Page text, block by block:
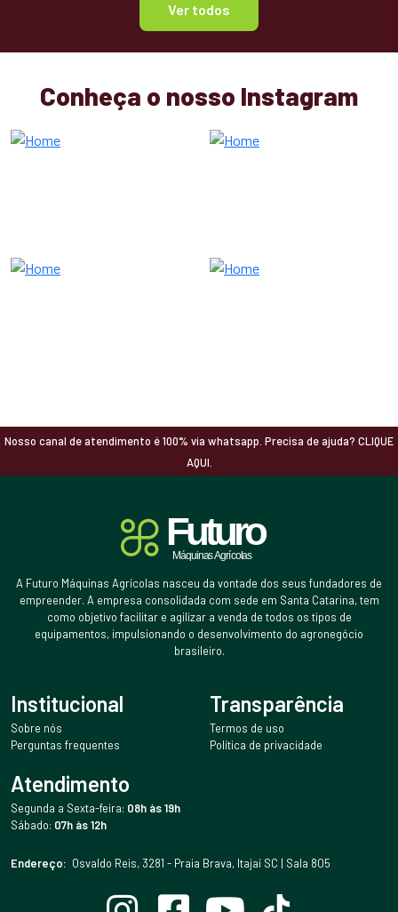
Ver todos
Conheça o nosso Instagram
Nosso canal de atendimento é 100% via whatsapp. Precisa de ajuda? CLIQUE
AQUI.
A Futuro Máquinas Agrícolas nasceu da vontade dos seus fundadores de
empreender. A empresa consolidada com sede em Santa Catarina, tem
como objetivo facilitar e agilizar a venda de todos os tipos de
equipamentos, impulsionando o desenvolvimento do agronegócio
brasileiro.
Institucional
Sobre nós
Perguntas frequentes
Transparência
Termos de uso
Política de privacidade
Atendimento
Segunda a Sexta-feira: 08h às 19h
Sábado: 07h às 12h
Endereço: Osvaldo Reis, 3281 - Praia Brava, Itajaí SC | Sala 805